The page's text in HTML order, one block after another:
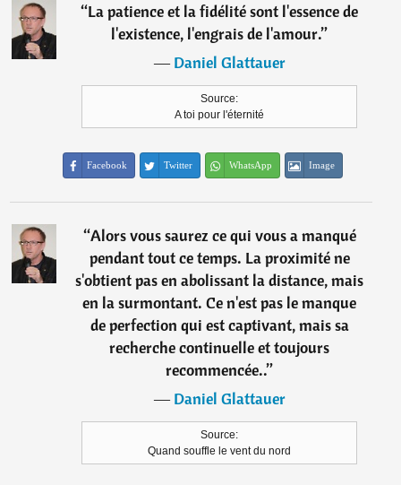
“La patience et la fidélité sont l'essence de
l'existence, l'engrais de l'amour.”
―Daniel Glattauer
Source:
A toi pour l'éternité
Facebook Twitter WhatsApp Image
“Alors vous saurez ce qui vous a manqué
pendant tout ce temps. La proximité ne
s'obtient pas en abolissant la distance, mais
en la surmontant. Ce n'est pas le manque
de perfection qui est captivant, mais sa
recherche continuelle et toujours
recommencée..”
―Daniel Glattauer
Source:
Quand souffle le vent du nord